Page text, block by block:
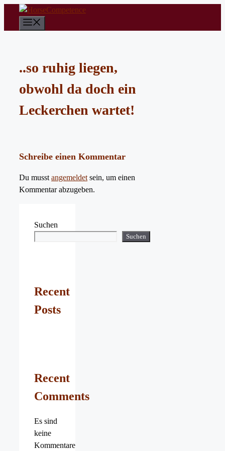
springen
..so ruhig liegen,
obwohl da doch ein
Leckerchen wartet!
Schreibe einen Kommentar
Du musst angemeldet sein, um einen
Kommentar abzugeben.
Suchen
Suchen
Recent
Posts
Recent
Comments
Es sind
keine
Kommentare